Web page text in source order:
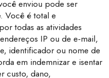
enviou pode ser
Você é total e
todas as atividades
IP ou de e-mail,
identificador ou nome de
em indemnizar e isentar
custo, dano,